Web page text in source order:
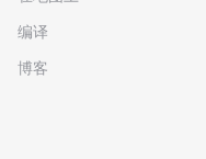
编译
博客